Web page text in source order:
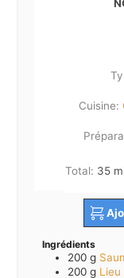
Cuisine:
Total: 35
Ingrédients
200 g
200 g Lieu